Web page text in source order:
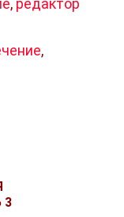
, редактор
,
3